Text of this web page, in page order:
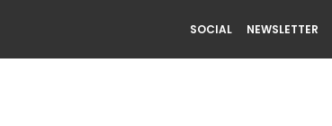
SOCIAL NEWSLETTER